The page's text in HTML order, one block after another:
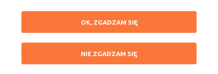
treści i reklam oraz ich pomiaru, tworzenia statystyk, poprawy
marketingowe lub prezentować je w serwisie.
OK, ZGADZAM SIĘ
NIE ZGADZAM SIĘ
NIE ZGADZAM SIĘ
witryny przychodów subsydiujących
działanie serwisu. Do tej kategorii należą
B. Ze względu na czas przez jaki cookie będzie
Godziny otwarcia: Pon.-Pt. 8-16
sklep@elektrozysk.pl
Dołącz do nas